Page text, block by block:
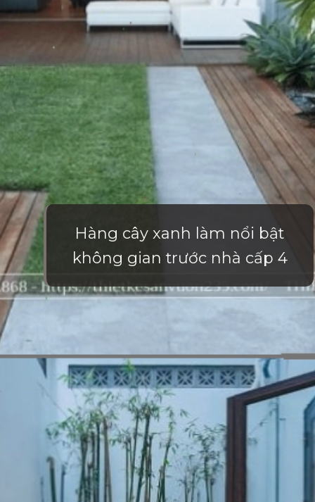
Hàng cây xanh làm nổi bật
không gian trước nhà cấp 4
Đang mở https://vietnamxua.edu.vn/san-vuon-nho-truoc-nha-cap-4